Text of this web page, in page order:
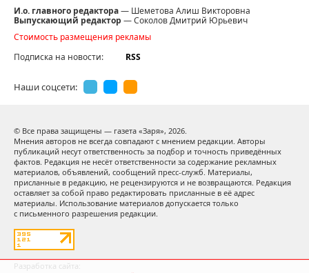
И.о. главного редактора— Шеметова Алиш Викторовна
Выпускающий редактор — Соколов Дмитрий Юрьевич
Стоимость размещения рекламы
Подписка на новости:
RSS
Наши соцсети:
© Все права защищены — газета «Заря», 2026.
Мнения авторов не всегда совпадают с мнением редакции. Авторы
публикаций несут ответственность за подбор и точность приведённых
фактов. Редакция не несёт ответственности за содержание рекламных
материалов, объявлений, сообщений пресс-служб. Материалы,
присланные в редакцию, не рецензируются и не возвращаются. Редакция
оставляет за собой право редактировать присланные в её адрес
материалы. Использование материалов допускается только
с письменного разрешения редакции.
Разработка сайта:
Оставаясь на сайте, Вы даете согласие на использование
cookies, которые применяются для повышения качества
рекомендаций согласно
можно через настройки Вашего браузера.